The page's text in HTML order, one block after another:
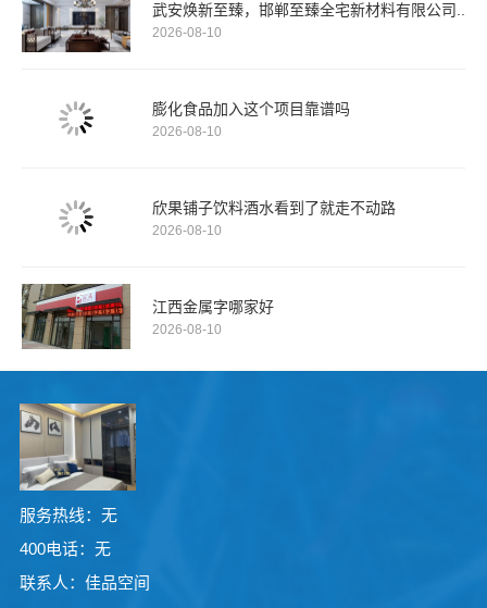
武安焕新至臻，邯郸至臻全宅新材料有限公司..
2026-08-10
膨化食品加入这个项目靠谱吗
2026-08-10
欣果铺子饮料酒水看到了就走不动路
2026-08-10
江西金属字哪家好
2026-08-10
服务热线：无
400电话：无
联系人：佳品空间